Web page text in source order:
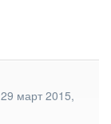
29 март 2015,